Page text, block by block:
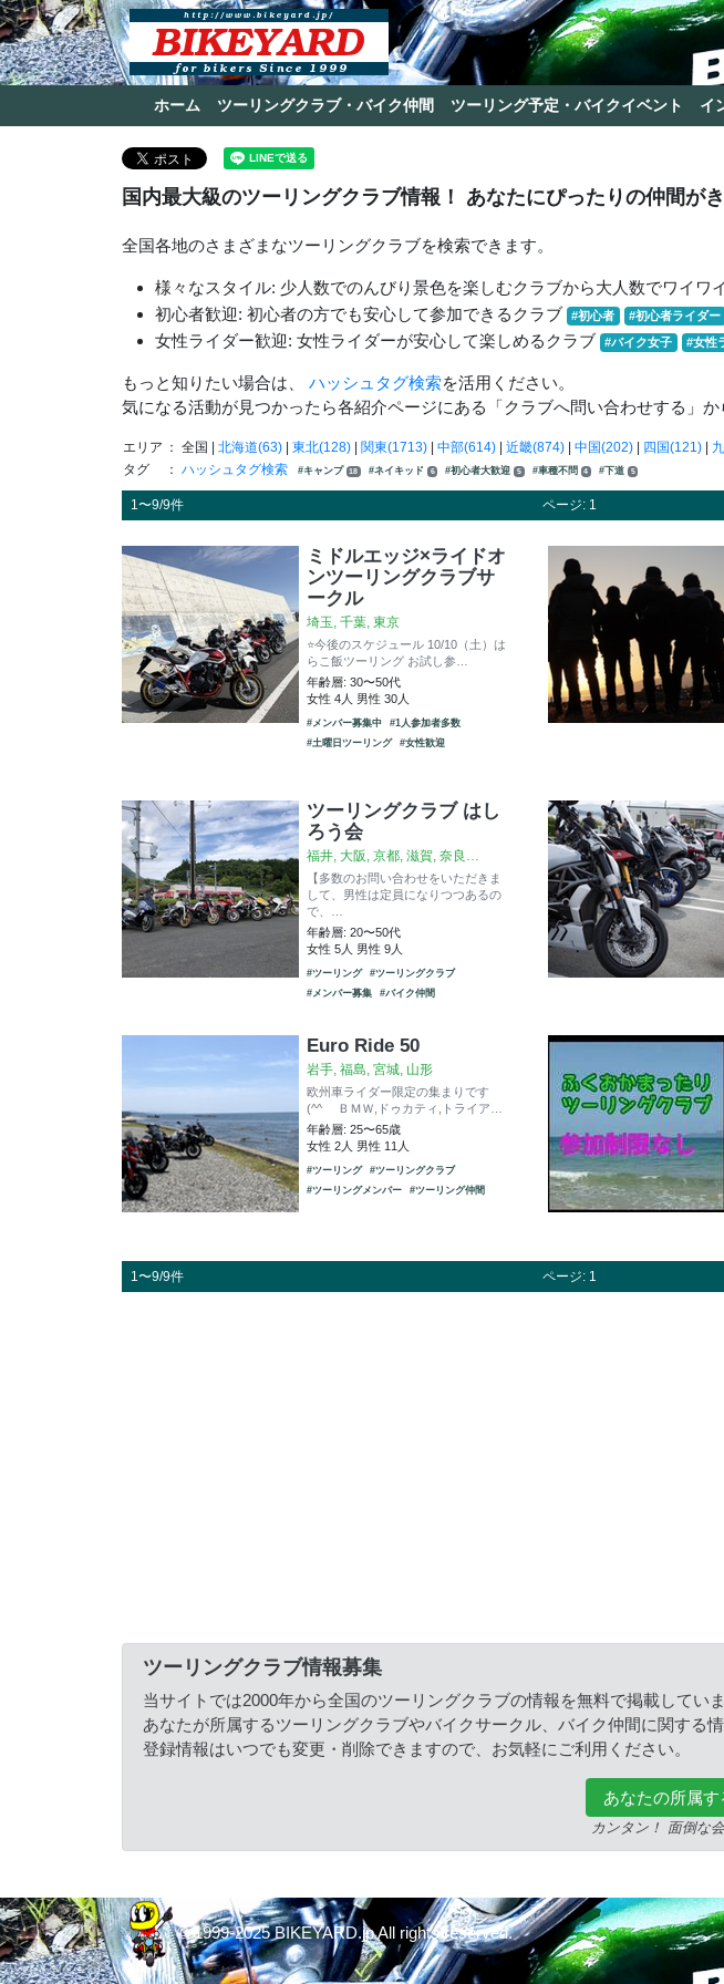
ホーム ツーリングクラブ・バイク仲間 ツーリング予定・バイクイベント イ
国内最大級のツーリングクラブ情報！ あなたにぴったりの仲間が
全国各地のさまざまなツーリングクラブを検索できます。
様々なスタイル: 少人数でのんびり景色を楽しむクラブから大人数でワイワ
初心者歓迎: 初心者の方でも安心して参加できるクラブ #初心者 #初心者ライダー
女性ライダー歓迎: 女性ライダーが安心して楽しめるクラブ #バイク女子 #女性
もっと知りたい場合は、 ハッシュタグ検索を活用ください。
気になる活動が見つかったら各紹介ページにある「クラブへ問い合わせする」か
エリア ： 全国 | 北海道(63)| 東北(128)| 関東(1713)| 中部(614)| 近畿(874)| 中国(202)| 四国(121)|
タグ
： ハッシュタグ検索 #キャンプ 18 #ネイキッド 6 #初心者大歓迎 5 #車種不問 4 #下道 5
1〜9/9件 ページ: 1
ミドルエッジ×ライドオ
ンツーリングクラブサ
ークル
埼玉, 千葉, 東京
⭐️今後のスケジュール 10/10（土）は
らこ飯ツーリング お試し参…
年齢層: 30〜50代
女性 4人 男性 30人
#メンバー募集中
#1人参加者多数
#土曜日ツーリング
#女性歓迎
ツーリングクラブ はし
ろう会
福井, 大阪, 京都, 滋賀, 奈良…
【多数のお問い合わせをいただきま
して、男性は定員になりつつあるの
で、…
年齢層: 20〜50代
女性 5人 男性 9人
#ツーリング
#ツーリングクラブ
#メンバー募集
#バイク仲間
Euro Ride 50
岩手, 福島, 宮城, 山形
欧州車ライダー限定の集まりです
(^^ゞ ＢＭＷ,ドゥカティ,トライア…
年齢層: 25〜65歳
女性 2人 男性 11人
#ツーリング
#ツーリングクラブ
#ツーリングメンバー
#ツーリング仲間
1〜9/9件 ページ: 1
ツーリングクラブ情報募集
当サイトでは2000年から全国のツーリングクラブの情報を無料で掲載していま
あなたが所属するツーリングクラブやバイクサークル、バイク仲間に関する
登録情報はいつでも変更・削除できますので、お気軽にご利用ください。
あなたの所属
カンタン！ 面倒な
© 1999-2025 BIKEYARD.jp All rights reserved.